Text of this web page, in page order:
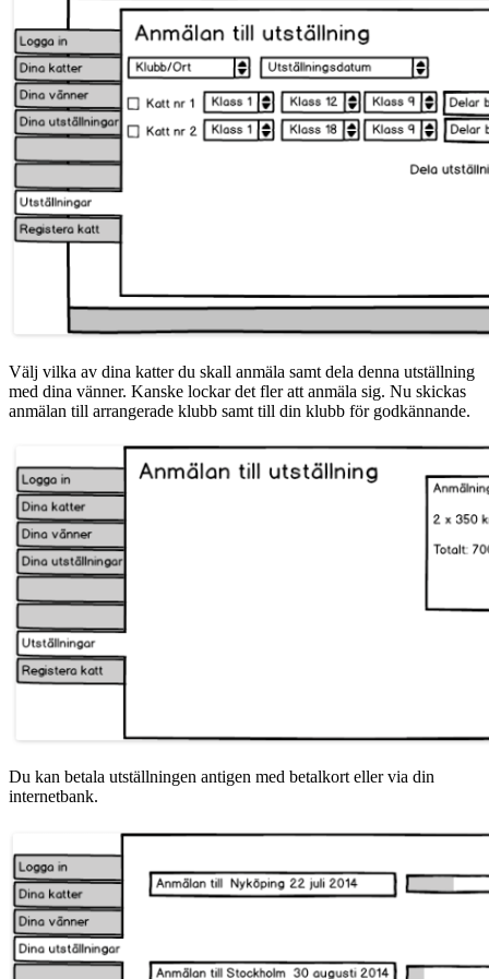
Välj vilka av dina katter du skall anmäla samt dela denna utställning
med dina vänner. Kanske lockar det fler att anmäla sig. Nu skickas
anmälan till arrangerade klubb samt till din klubb för godkännande.
Du kan betala utställningen antigen med betalkort eller via din
internetbank.